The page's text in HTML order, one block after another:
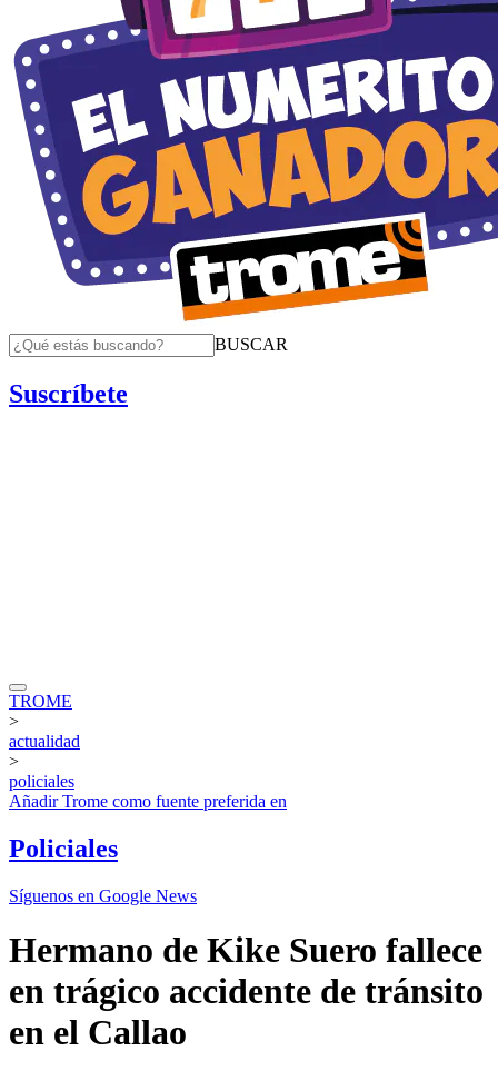
BUSCAR
Suscríbete
TROME
>
actualidad
>
policiales
AñadirTrome como fuente preferida en
Policiales
Síguenos en Google News
Hermano de Kike Suero fallece
en trágico accidente de tránsito
en el Callao